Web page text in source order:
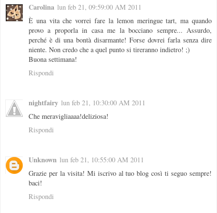
Carolina lun feb 21, 09:59:00 AM 2011
È una vita che vorrei fare la lemon meringue tart, ma quando
provo a proporla in casa me la bocciano sempre... Assurdo,
perché è di una bontà disarmante! Forse dovrei farla senza dire
niente. Non credo che a quel punto si tireranno indietro! ;)
Buona settimana!
Rispondi
nightfairy lun feb 21, 10:30:00 AM 2011
Che meravigliaaaa!deliziosa!
Rispondi
Unknown lun feb 21, 10:55:00 AM 2011
Grazie per la visita! Mi iscrivo al tuo blog così ti seguo sempre!
baci!
Rispondi